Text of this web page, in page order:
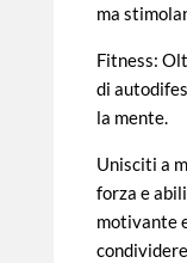
ma
Fitness:
di
la mente.
Unisciti a
forza e
motivante